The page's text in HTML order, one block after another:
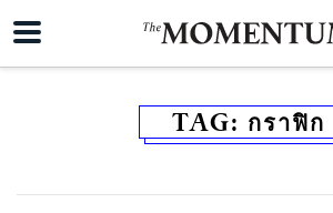
TAG: กราฟิก